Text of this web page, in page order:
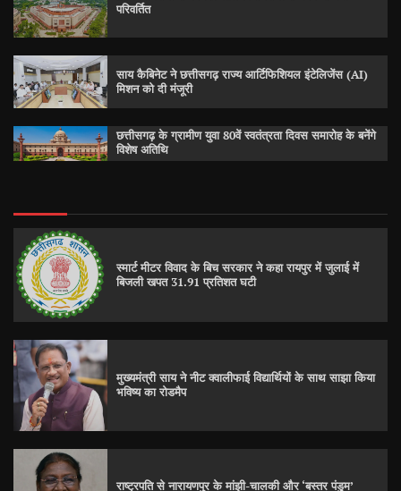
परिवर्तित
साय कैबिनेट ने छत्तीसगढ़ राज्य आर्टिफिशियल इंटेलिजेंस (AI)
मिशन को दी मंजूरी
छत्तीसगढ़ के ग्रामीण युवा 80वें स्वतंत्रता दिवस समारोह के बनेंगे
विशेष अतिथि
स्मार्ट मीटर विवाद के बिच सरकार ने कहा रायपुर में जुलाई में
बिजली खपत 31.91 प्रतिशत घटी
मुख्यमंत्री साय ने नीट क्वालीफाई विद्यार्थियों के साथ साझा किया
भविष्य का रोडमैप
राष्ट्रपति से नारायणपुर के मांझी-चालकी और ‘बस्तर पंडुम’